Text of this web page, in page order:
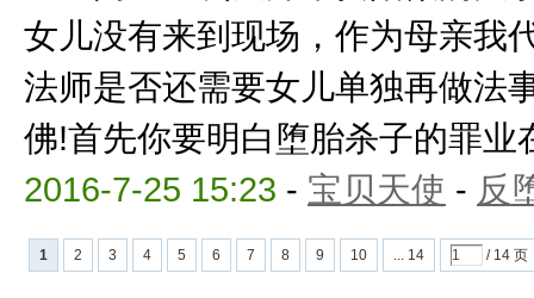
女儿没有来到现场，作为母亲我
法师是否还需要女儿单独再做
佛!首先你要明白堕胎杀子的罪业
2016-7-25 15:23 - 宝贝天使 - 反
1 2 3 4 5 6 7 8 9 10 ... 14 / 14 页